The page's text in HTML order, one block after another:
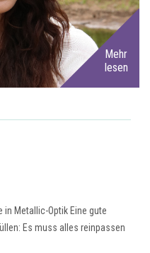
Mehr
lesen
Metallic-Optik Eine gute
Es muss alles reinpassen